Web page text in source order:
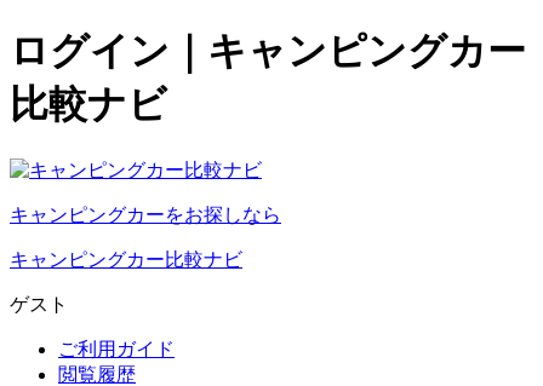
ログイン｜キャンピングカー
比較ナビ
キャンピングカーをお探しなら
キャンピングカー比較ナビ
ゲスト
ご利用ガイド
閲覧履歴